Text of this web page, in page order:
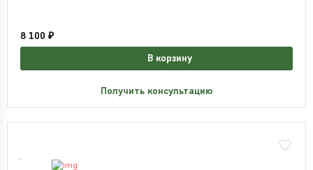
8 100 ₽
В корзину
Получить консультацию